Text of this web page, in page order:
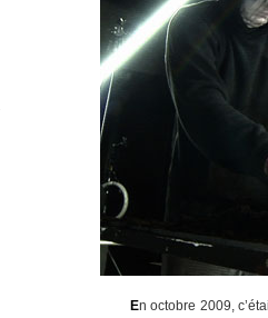
En octobre 2009,